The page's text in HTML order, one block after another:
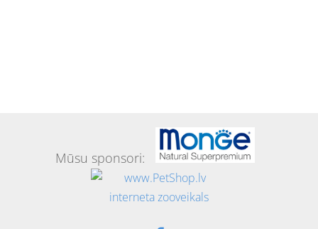
Mūsu sponsori: